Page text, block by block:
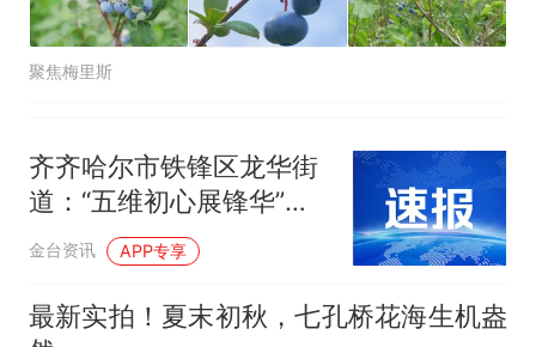
聚焦梅里斯
齐齐哈尔市铁锋区龙华街
道：“五维初心展锋华”党
建赋能街巷善治暖民心
金台资讯 APP专享
最新实拍！夏末初秋，七孔桥花海生机盎